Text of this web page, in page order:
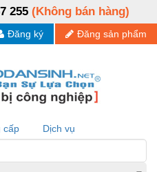
255 (Không bán hàng)
Đăng sản phẩm
Đăng ký
cấp Dịch vụ